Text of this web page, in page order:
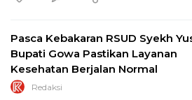
Pasca Kebakaran RSUD Syekh
Bupati Gowa Pastikan Layanan
Kesehatan Berjalan Normal
Redaksi